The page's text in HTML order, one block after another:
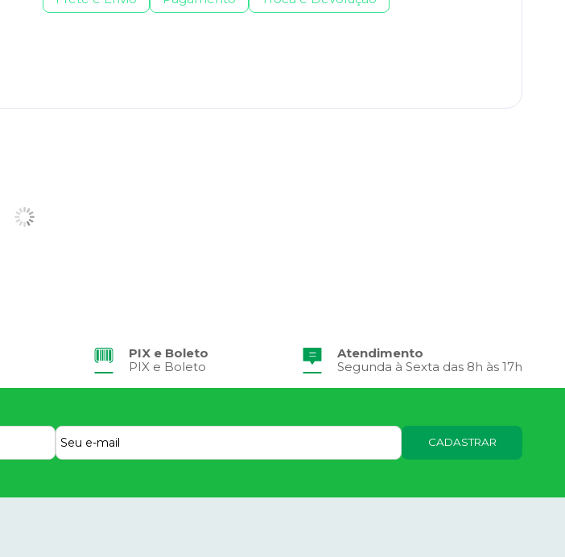
PIX e Boleto
PIX e Boleto
Atendimento
Segunda à Sexta das 8h às 17h
CADASTRAR